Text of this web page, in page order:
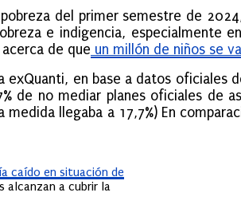
del primer semestre de
e indigencia, especialmente
de que un millón de niños se
exQuanti, en base a datos oficiales
de no mediar planes oficiales
llegaba a 17,7%) En
caído en situación de
alcanzan a cubrir la